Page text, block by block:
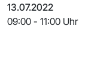
13.07.2022
09:00 - 11:00 Uhr